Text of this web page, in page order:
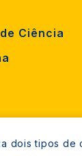
Ciência
dois tipos de